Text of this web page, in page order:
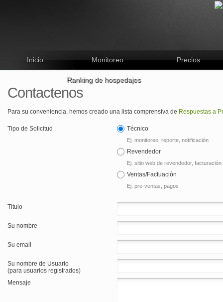
Inicio Monitoreo Precios
Ranking de hospedajes
Contactenos
Para su conveniencia, hemos creado una lista comprensiva de Respuestas a
Tipo de Solicitud Técnico
Ej. monitoreo, reporte, notificación
Revendedor
Ej. sitio web de revendedor,
Ventas/Factuación
Ej. pre-ventas, pagos
Titulo
Su nombre
Su email
Su nombre de Usuario
(para usuarios registrados)
Mensaje